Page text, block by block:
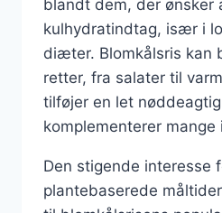
blandt dem, der ønsker
kulhydratindtag, især i
diæter. Blomkålsris kan
retter, fra salater til
tilføjer en let
komplementerer mange
Den stigende interesse
plantebaserede